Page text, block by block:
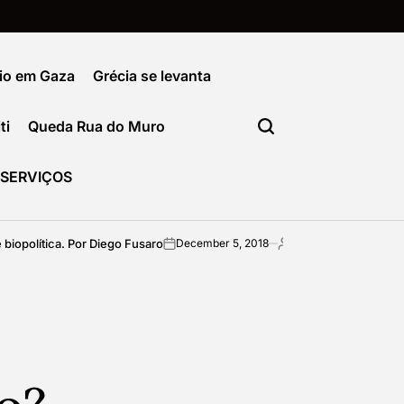
em Gaza Grécia se levanta
Queda Rua do Muro
SERVIÇOS
Por Diego Fusaroon December 5, 2018
Posted
imediataComo sair da